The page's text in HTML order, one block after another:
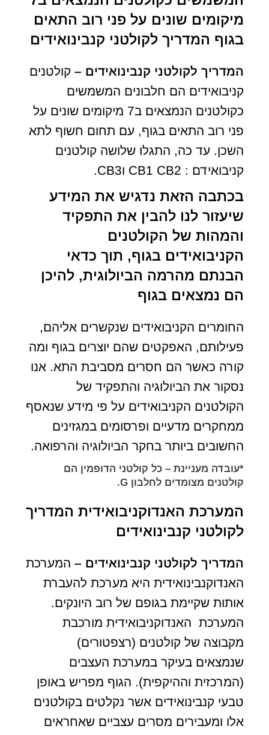
מיקומים שונים על פני רוב התאים
בגוף המדריך לקולטני קנבינואידים
המדריך לקולטני קנבינואידים –קולטנים
קניבואידים הם חלבונים המשמשים
כקולטנים הנמצאים ב7 מיקומים שונים על
פני רוב התאים בגוף, עם תחום חשוף לתא
השכן. עד כה, התגלו שלושה קולטנים
קניבואידם : CB1 CB2 וCB3.
בכתבה הזאת נדגיש את המידע
שיעזור לנו להבין את התפקיד
והמהות של הקולטנים
הקניבואידים בגוף, תוך כדאי
הבנתם מהרמה הביולוגית, להיכן
הם נמצאים בגוף
החומרים הקניבואידים שנקשרים אליהם,
פעילותם, האפקטים שהם יוצרים בגוף ומה
קורה כאשר הם חסרים מסביבת התא. אנו
נסקור את הביולוגיה והתפקיד של
הקולטנים הקניבואידים על פי מידע שנאסף
ממחקרים מדעיים ופרסומים במגזינים
החשובים ביותר בחקר הביולוגיה והרפואה.
*עובדה מעניינת – כל קולטני הדופמין הם
קולטנים מצומדים לחלבון G.
המערכת האנדוקניבואידית המדריך
לקולטני קנבינואידים
המדריך לקולטני קנבינואידים– המערכת
האנדוקנבינואידית היא מערכת להעברת
אותות שקיימת בגופם של רוב היונקים.
המערכת האנדוקניבואידית מורכבת
מקבוצה של קולטנים (רצפטורים)
שנמצאים בעיקר במערכת העצבים
(המרכזית וההיקפית). הגוף מפריש באופן
טבעי קנבינואידים אשר נקלטים בקולטנים
אלו ומעבירים מסרים עצביים שאחראים